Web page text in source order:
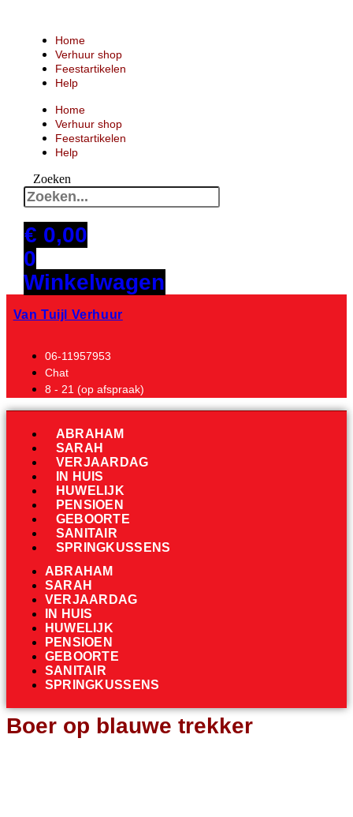
Home
Verhuur shop
Feestartikelen
Help
Home
Verhuur shop
Feestartikelen
Help
Zoeken
€ 0,00
0
Winkelwagen
Van Tuijl Verhuur
06-11957953
Chat
8 - 21 (op afspraak)
ABRAHAM
SARAH
VERJAARDAG
IN HUIS
HUWELIJK
PENSIOEN
GEBOORTE
SANITAIR
SPRINGKUSSENS
ABRAHAM
SARAH
VERJAARDAG
IN HUIS
HUWELIJK
PENSIOEN
GEBOORTE
SANITAIR
SPRINGKUSSENS
Boer op blauwe trekker